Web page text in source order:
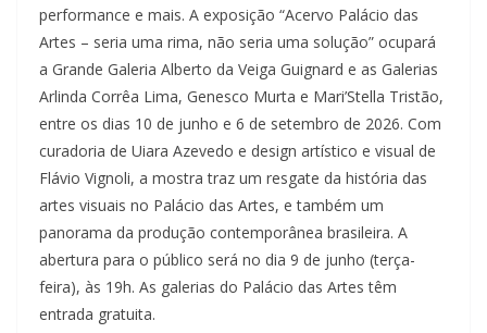
performance e mais. A exposição “Acervo Palácio das
Artes – seria uma rima, não seria uma solução” ocupará
a Grande Galeria Alberto da Veiga Guignard e as Galerias
Arlinda Corrêa Lima, Genesco Murta e Mari’Stella Tristão,
entre os dias 10 de junho e 6 de setembro de 2026. Com
curadoria de Uiara Azevedo e design artístico e visual de
Flávio Vignoli, a mostra traz um resgate da história das
artes visuais no Palácio das Artes, e também um
panorama da produção contemporânea brasileira. A
abertura para o público será no dia 9 de junho (terça-
feira), às 19h. As galerias do Palácio das Artes têm
entrada gratuita.